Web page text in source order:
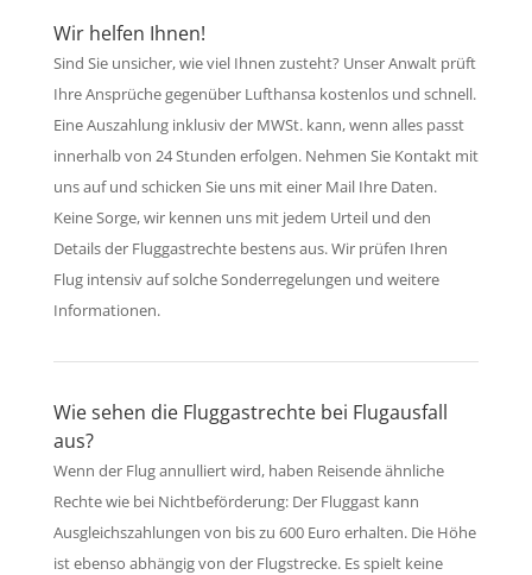
Wir helfen Ihnen!
Sind Sie unsicher, wie viel Ihnen zusteht? Unser Anwalt prüft
Ihre Ansprüche gegenüber Lufthansa kostenlos und schnell.
Eine Auszahlung inklusiv der MWSt. kann, wenn alles passt
innerhalb von 24 Stunden erfolgen. Nehmen Sie Kontakt mit
uns auf und schicken Sie uns mit einer Mail Ihre Daten.
Keine Sorge, wir kennen uns mit jedem Urteil und den
Details der Fluggastrechte bestens aus. Wir prüfen Ihren
Flug intensiv auf solche Sonderregelungen und weitere
Informationen.
Wie sehen die Fluggastrechte bei Flugausfall
aus?
Wenn der Flug annulliert wird, haben Reisende ähnliche
Rechte wie bei Nichtbeförderung: Der Fluggast kann
Ausgleichszahlungen von bis zu 600 Euro erhalten. Die Höhe
ist ebenso abhängig von der Flugstrecke. Es spielt keine